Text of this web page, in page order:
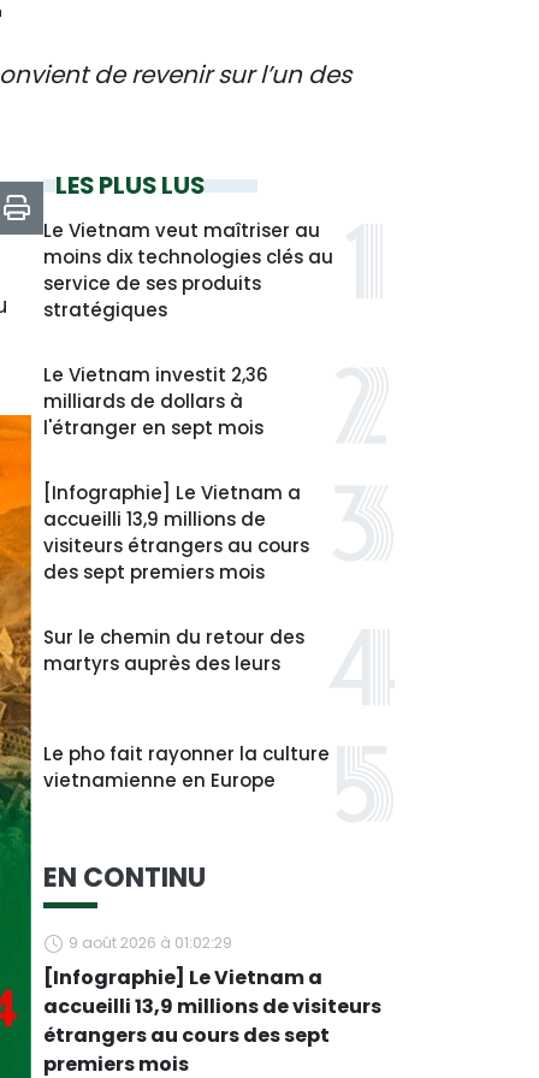
de revenir sur l’un des
LES PLUS LUS
Le Vietnam veut maîtriser au
moins dix technologies clés au
service de ses produits
stratégiques
Le Vietnam investit 2,36
milliards de dollars à
l'étranger en sept mois
[Infographie] Le Vietnam a
accueilli 13,9 millions de
visiteurs étrangers au cours
des sept premiers mois
Sur le chemin du retour des
martyrs auprès des leurs
Le pho fait rayonner la culture
vietnamienne en Europe
EN CONTINU
9 août 2026 à 01:02:29
[Infographie] Le Vietnam a
accueilli 13,9 millions de visiteurs
étrangers au cours des sept
premiers mois